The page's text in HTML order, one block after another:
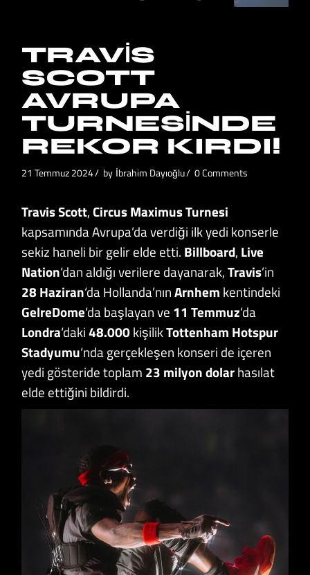
TRAVIS
SCOTT
AVRUPA
TURNESINDE
REKOR KIRDI!
21 Temmuz 2024 by İbrahim Dayıoğlu 0 Comments
Travis Scott,CircusMaximus Turnesi
kapsamında Avrupa’da verdiği ilk yedi konserle
sekiz haneli bir gelir elde etti. Billboard, Live
Nation‘dan aldığı verilere dayanarak,Travis’in
28 Haziran‘da Hollanda’nınArnhem kentindeki
GelreDome‘da başlayan ve 11 Temmuz‘da
Londra‘daki48.000kişilikTottenham Hotspur
Stadyumu‘nda gerçekleşen konseri de içeren
yedi gösteride toplam 23 milyon dolarhasılat
elde ettiğini bildirdi.